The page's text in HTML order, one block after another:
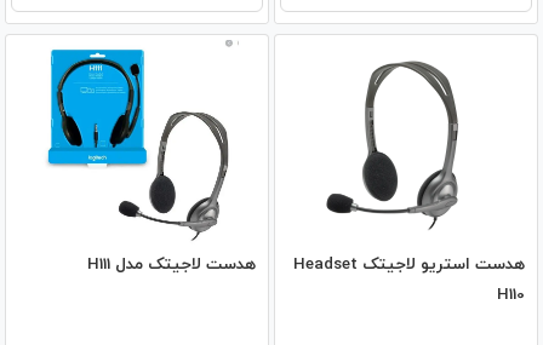
هدست استریو لاجیتک Headset
H110
هدست لاجیتک مدل H111